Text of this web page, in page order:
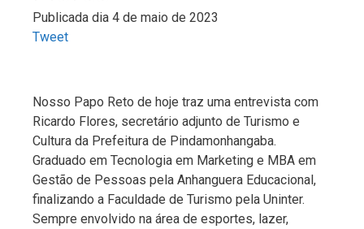
Publicada dia 4 de maio de 2023
Tweet
Nosso Papo Reto de hoje traz uma entrevista com
Ricardo Flores, secretário adjunto de Turismo e
Cultura da Prefeitura de Pindamonhangaba.
Graduado em Tecnologia em Marketing e MBA em
Gestão de Pessoas pela Anhanguera Educacional,
finalizando a Faculdade de Turismo pela Uninter.
Sempre envolvido na área de esportes, lazer,